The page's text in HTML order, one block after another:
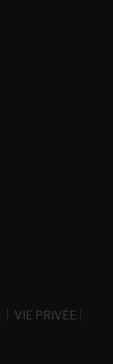
VIE PRIVÉE